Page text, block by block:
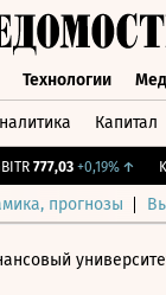
Технологии
Капитал
777,03 +0,19% ↑
прогнозы